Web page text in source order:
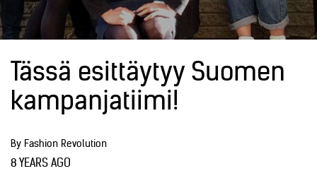
Tässä esittäytyy Suomen
kampanjatiimi!
By Fashion Revolution
8 YEARS AGO